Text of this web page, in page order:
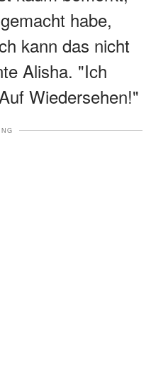
habe,
kann das nicht
Alisha. "Ich
Wiedersehen!"